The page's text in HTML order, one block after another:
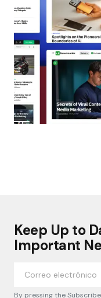
Keep Up to
Important
By pressing the